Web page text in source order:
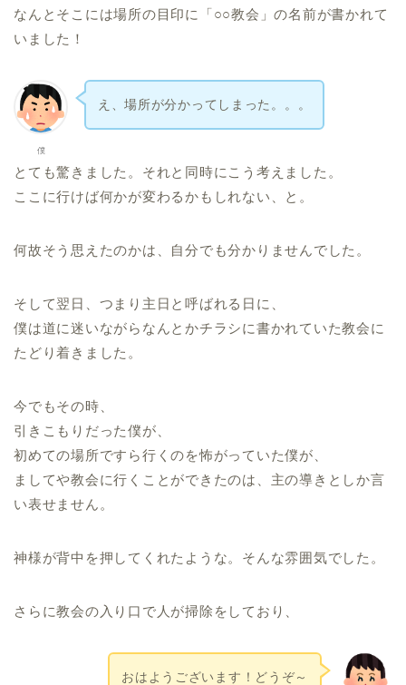
なんとそこには場所の目印に「○○教会」の名前が書かれて
いました！
僕
え、場所が分かってしまった。。。
とても驚きました。それと同時にこう考えました。
ここに行けば何かが変わるかもしれない、と。
何故そう思えたのかは、自分でも分かりませんでした。
そして翌日、つまり主日と呼ばれる日に、
僕は道に迷いながらなんとかチラシに書かれていた教会に
たどり着きました。
今でもその時、
引きこもりだった僕が、
初めての場所ですら行くのを怖がっていた僕が、
ましてや教会に行くことができたのは、主の導きとしか言
い表せません。
神様が背中を押してくれたような。そんな雰囲気でした。
さらに教会の入り口で人が掃除をしており、
おはようございます！どうぞ～